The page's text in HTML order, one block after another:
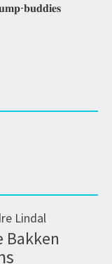
𝐛𝐮𝐝𝐝𝐢𝐞𝐬
Lindal
Bakken